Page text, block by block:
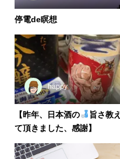
停電de瞑想
happy
【昨年、日本酒の
旨さ教え
て頂きました、感謝】